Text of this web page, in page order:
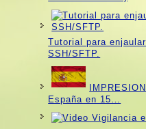
Tutorial para
SSH/SFTP.
España en 15…